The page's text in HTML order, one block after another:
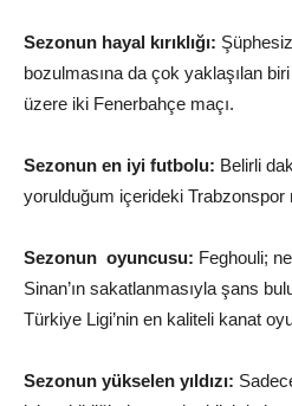
Sezonun hayal kırıklığı:
bozulmasına da çok yaklaşılan
üzere iki Fenerbahçe maçı.
Sezonun en iyi futbolu: Belirli
yorulduğum içerideki Trabzonspor
Sezonun oyuncusu: Feghouli;
Sinan’ın sakatlanmasıyla şans
Türkiye Ligi’nin en kaliteli kanat
Sezonun yükselen yıldızı: